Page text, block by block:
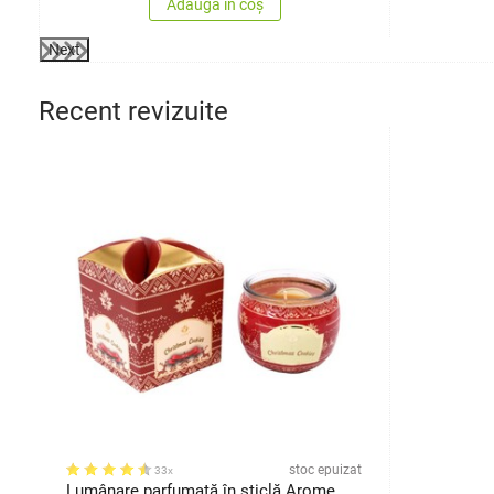
Adaugă în coș
Next
Recent revizuite
33x stoc epuizat